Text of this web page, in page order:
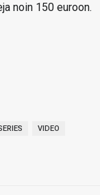
noin 150 euroon.
VIDEO